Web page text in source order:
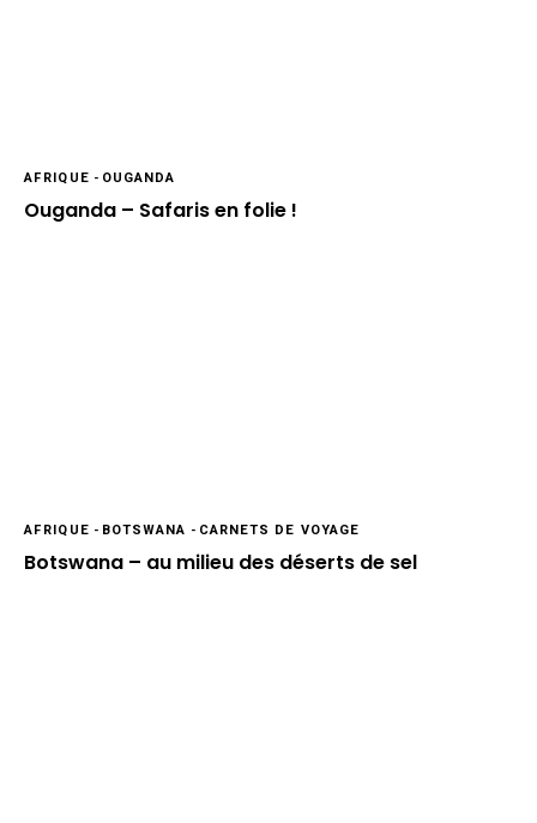
AFRIQUE - OUGANDA
Ouganda – Safaris en folie !
AFRIQUE - BOTSWANA - CARNETS DE VOYAGE
Botswana – au milieu des déserts de sel